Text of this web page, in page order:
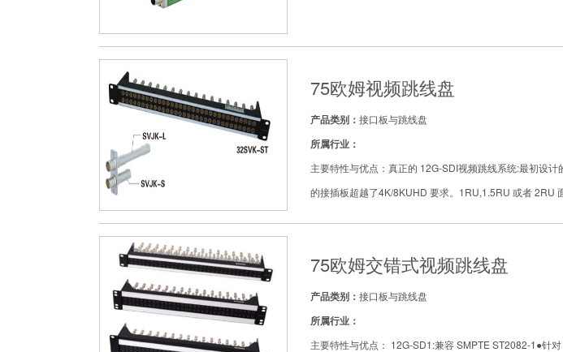
75欧姆视频跳线盘
产品类别： 接口板与跳线盘
所属行业：
主要特性与优点：真正的 12G-SDI视频跳线系统:最初设
的接插板超越了4K/8KUHD 要求。1RU,1.5RU 或者 2RU
75欧姆交错式视频跳线盘
产品类别： 接口板与跳线盘
所属行业：
主要特性与优点： 12G-SD1:兼容 SMPTE ST2082-1●针